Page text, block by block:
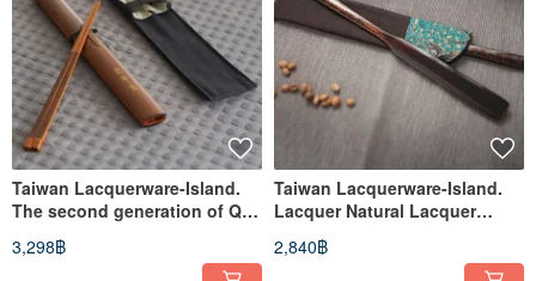
Taiwan Lacquerware-Island.
The second generation of Qi
Jun Xingshi natural lacquer
simple smoked bamboo
3,298฿
Taiwan Lacquerware-Island.
Lacquer Natural Lacquer
CAFÉ PLUS Lacquer Coffee
Stirring Stick
2,840฿